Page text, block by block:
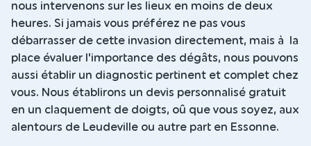
nous intervenons sur les lieux en moins de deux
heures. Si jamais vous préférez ne pas vous
débarrasser de cette invasion directement, mais à la
place évaluer l'importance des dégâts, nous pouvons
aussi établir un diagnostic pertinent et complet chez
vous. Nous établirons un devis personnalisé gratuit
en un claquement de doigts, oû que vous soyez, aux
alentours de Leudeville ou autre part en Essonne.